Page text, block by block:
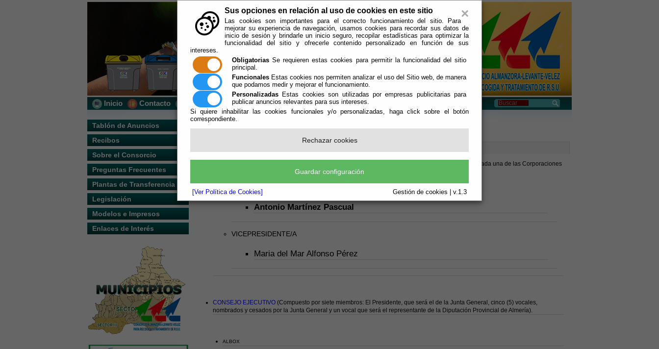
×
Sus opciones en relación al uso de cookies en este sitio
Las cookies son importantes para el correcto funcionamiento del sitio. Para
mejorar su experiencia de navegación, usamos cookies para recordar sus datos de
inicio de sesión y brindarle un inicio seguro, recopilar estadísticas para optimizar la
funcionalidad del sitio y ofrecerle contenido personalizado en función de sus
intereses.
Obligatorias Se requieren estas cookies para permitir la funcionalidad del sitio
principal.
Funcionales Estas cookies nos permiten analizar el uso del Sitio web, de manera
que podamos medir y mejorar el funcionamiento.
Personalizadas Estas cookies son utilizadas por empresas publicitarias para
publicar anuncios relevantes para sus intereses.
Si quiere inhabilitar las cookies funcionales y/o personalizadas, haga click sobre el botón
correspondiente.
Rechazar cookies
Guardar configuración
[Ver Política de Cookies] Gestión de cookies | v.1.3
Inicio Contacto Localización Quién Somos
Tablón de Anuncios
Recibos
Sobre el Consorcio
Preguntas Frecuentes
Plantas de Transferencia
Legislación
Modelos e Impresos
Enlaces de Interés
Usted se encuentra aquí:
(Supremo órgano de gobierno del Consorcio. Integrada por un representante de cada una de las Corporaciones
Locales con forman el Consorcio – 45 ayuntamientos y Diputación Provincial).
PRESIDENTE
Antonio Martínez Pascual
VICEPRESIDENTE/A
Maria del Mar Alfonso Pérez
CONSEJO EJECUTIVO (Compuesto por siete miembros: El Presidente, que será el de la Junta General, cinco (5) vocales,
nombrados y cesados por la Junta General y un vocal que será el representante de la Diputación Provincial de Almería).
ALBOX